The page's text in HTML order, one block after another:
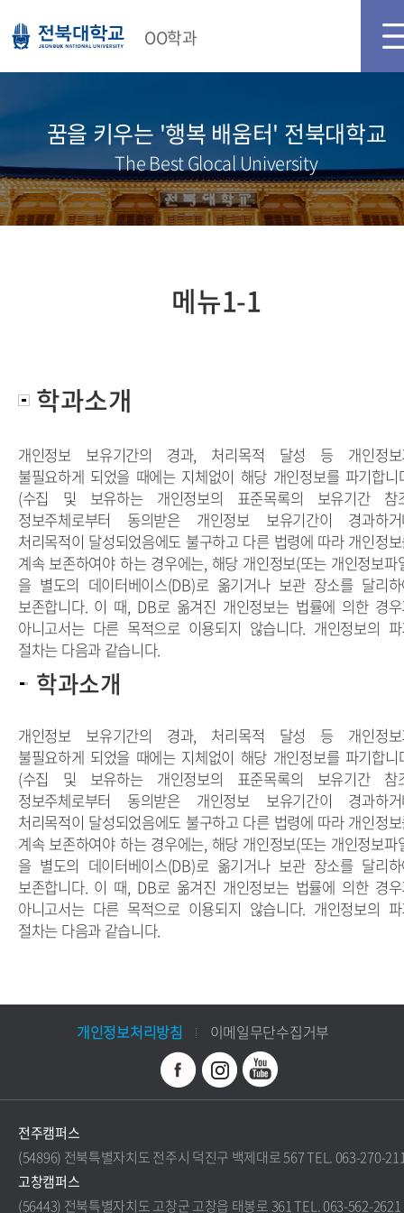
OO학과
꿈을 키우는 '행복 배움터' 전북대학교
The Best Glocal University
메뉴1-1
학과소개
개인정보 보유기간의 경과, 처리목적 달성 등 개인정보
불필요하게 되었을 때에는 지체없이 해당 개인정보를 파기합니
(수집 및 보유하는 개인정보의 표준목록의 보유기간 참
정보주체로부터 동의받은 개인정보 보유기간이 경과하거
처리목적이 달성되었음에도 불구하고 다른 법령에 따라 개인정
계속 보존하여야 하는 경우에는, 해당 개인정보(또는 개인정보파
을 별도의 데이터베이스(DB)로 옮기거나 보관 장소를 달리
보존합니다. 이 때, DB로 옮겨진 개인정보는 법률에 의한 경
아니고서는 다른 목적으로 이용되지 않습니다. 개인정보의
절차는 다음과 같습니다.
학과소개
개인정보 보유기간의 경과, 처리목적 달성 등 개인정보
불필요하게 되었을 때에는 지체없이 해당 개인정보를 파기합니
(수집 및 보유하는 개인정보의 표준목록의 보유기간 참
정보주체로부터 동의받은 개인정보 보유기간이 경과하거
처리목적이 달성되었음에도 불구하고 다른 법령에 따라 개인정
계속 보존하여야 하는 경우에는, 해당 개인정보(또는 개인정보파
을 별도의 데이터베이스(DB)로 옮기거나 보관 장소를 달리
보존합니다. 이 때, DB로 옮겨진 개인정보는 법률에 의한 경
아니고서는 다른 목적으로 이용되지 않습니다. 개인정보의
절차는 다음과 같습니다.
개인정보처리방침 이메일무단수집거부
전주캠퍼스
(54896) 전북특별자치도 전주시 덕진구 백제대로 567 TEL. 063-270-
고창캠퍼스
(56443) 전북특별자치도 고창군 고창읍 태봉로 361 TEL. 063-562-2621